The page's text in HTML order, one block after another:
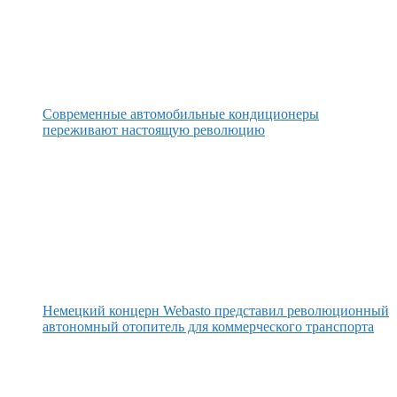
Современные автомобильные кондиционеры
переживают настоящую революцию
Немецкий концерн Webasto представил революционный
автономный отопитель для коммерческого транспорта